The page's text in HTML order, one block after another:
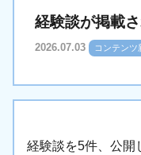
経験談が掲載
2026.07.03 コンテンツ
経験談を5件、公開